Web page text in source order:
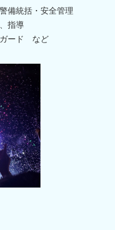
備統括・安全管理
指導
ガード など